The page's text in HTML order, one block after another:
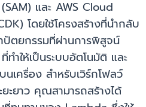
และ AWS Cloud
โดยใช้โครงสร้างที่นำกลับ
ปัตยกรรมที่ผ่านการพิสูจน์
ำให้เป็นระบบอัตโนมัติ และ
เครื่อง สำหรับเวิร์กโฟลว์
ะยาว คุณสามารถสร้างได้